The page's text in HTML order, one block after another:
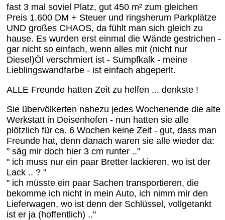
fast 3 mal soviel Platz, gut 450 m² zum gleichen
Preis 1.600 DM + Steuer und ringsherum Parkplätze
UND großes CHAOS, da fühlt man sich gleich zu
hause. Es wurden erst einmal die Wände gestrichen -
gar nicht so einfach, wenn alles mit (nicht nur
Diesel)Öl verschmiert ist - Sumpfkalk - meine
Lieblingswandfarbe - ist einfach abgeperlt.
ALLE Freunde hatten Zeit zu helfen ... denkste !
Sie übervölkerten nahezu jedes Wochenende die alte
Werkstatt in Deisenhofen - nun hatten sie alle
plötzlich für ca. 6 Wochen keine Zeit - gut, dass man
Freunde hat, denn danach waren sie alle wieder da:
" säg mir doch hier 3 cm runter .."
" ich muss nur ein paar Bretter lackieren, wo ist der
Lack .. ? "
" ich müsste ein paar Sachen transportieren, die
bekomme ich nicht in mein Auto, ich nimm mir den
Lieferwagen, wo ist denn der Schlüssel, vollgetankt
ist er ja (hoffentlich) .."